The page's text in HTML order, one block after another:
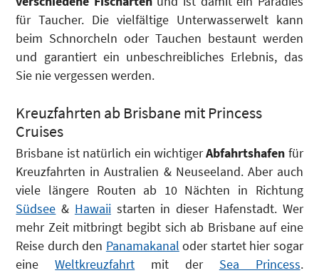
für Taucher. Die vielfältige Unterwasserwelt kann
beim Schnorcheln oder Tauchen bestaunt werden
und garantiert ein unbeschreibliches Erlebnis, das
Sie nie vergessen werden.
Kreuzfahrten ab Brisbane mit Princess
Cruises
Brisbane ist natürlich ein wichtigerAbfahrtshafen für
Kreuzfahrten in Australien & Neuseeland. Aber auch
viele längere Routen ab 10 Nächten in Richtung
Südsee & Hawaiistarten in dieser Hafenstadt. Wer
mehr Zeit mitbringt begibt sich ab Brisbane auf eine
Reise durch den Panamakanal oder startet hier sogar
eineWeltkreuzfahrt mit der Sea Princess.